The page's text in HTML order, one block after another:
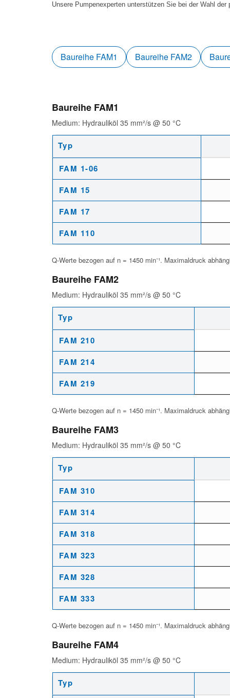
Unsere Pumpenexperten unterstützen Sie bei der Wahl
Baureihe FAM1 Baureihe FAM2
Baureihe FAM1
Medium: Hydrauliköl 35 mm²/s @ 50 °C
Typ
FAM 1-06
FAM 15
FAM 17
FAM 110
Q-Werte bezogen auf n = 1450 min⁻¹. Maximaldruck
Baureihe FAM2
Medium: Hydrauliköl 35 mm²/s @ 50 °C
Typ
FAM 210
FAM 214
FAM 219
Q-Werte bezogen auf n = 1450 min⁻¹. Maximaldruck
Baureihe FAM3
Medium: Hydrauliköl 35 mm²/s @ 50 °C
Typ
FAM 310
FAM 314
FAM 318
FAM 323
FAM 328
FAM 333
Q-Werte bezogen auf n = 1450 min⁻¹. Maximaldruck
Baureihe FAM4
Medium: Hydrauliköl 35 mm²/s @ 50 °C
Typ